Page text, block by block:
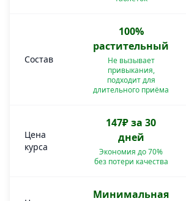
Состав
100%
растительный
Не вызывает
привыкания,
подходит для
длительного приёма
Цена
курса
147₽ за 30
дней
Экономия до 70%
без потери качества
Минимальная